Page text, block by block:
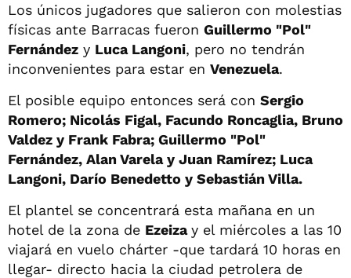
Los únicos jugadores que salieron con molestias
físicas ante Barracas fueron Guillermo "Pol"
Fernández y Luca Langoni, pero no tendrán
inconvenientes para estar en Venezuela.
El posible equipo entonces será con Sergio
Romero; Nicolás Figal, Facundo Roncaglia, Bruno
Valdez y Frank Fabra; Guillermo "Pol"
Fernández, Alan Varela y Juan Ramírez; Luca
Langoni, Darío Benedetto y Sebastián Villa.
El plantel se concentrará esta mañana en un
hotel de la zona de Ezeizay el miércoles a las 10
viajará en vuelo chárter -que tardará 10 horas en
llegar- directo hacia la ciudad petrolera de